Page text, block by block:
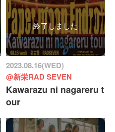
終了しました
2023.08.16(WED)
@新栄RAD SEVEN
Kawarazu ni nagareru t
our